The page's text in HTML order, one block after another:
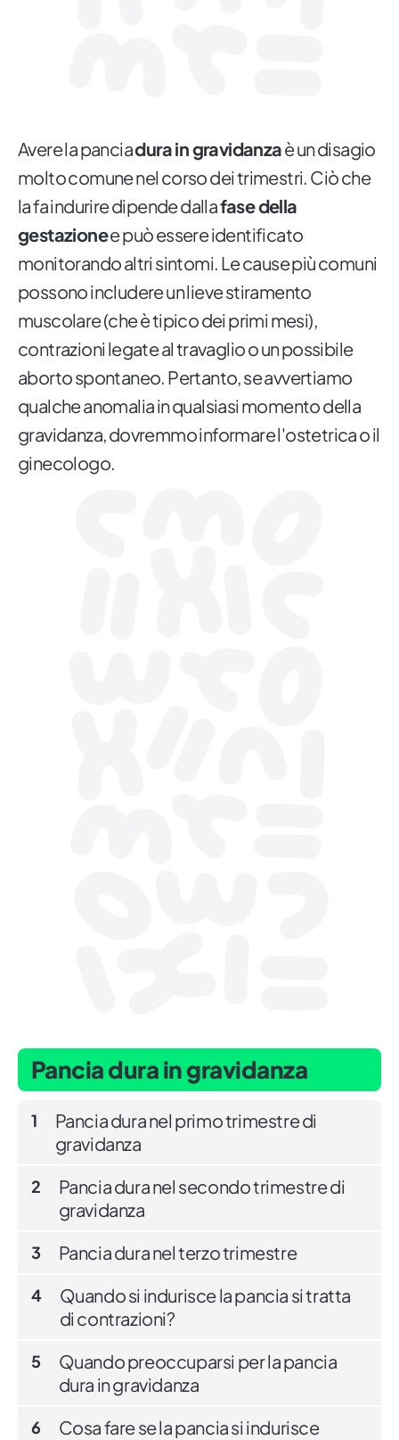
Avere la panciadura in gravidanzaè un disagio
molto comune nel corso dei trimestri. Ciò che
la fa indurire dipende dallafase della
gestazionee può essere identificato
monitorando altri sintomi. Le cause più comuni
possono includere un lieve stiramento
muscolare (che è tipico dei primi mesi),
contrazioni legate al travaglio o un possibile
aborto spontaneo. Pertanto, se avvertiamo
qualche anomalia in qualsiasi momento della
gravidanza, dovremmo informare l'ostetrica o il
ginecologo.
Pancia dura in gravidanza
1
Pancia dura nel primo trimestre di
gravidanza
2
Pancia dura nel secondo trimestre di
gravidanza
3 Pancia dura nel terzo trimestre
4
Quando si indurisce la pancia si tratta
di contrazioni?
5
Quando preoccuparsi per la pancia
dura in gravidanza
6 Cosa fare se la pancia si indurisce